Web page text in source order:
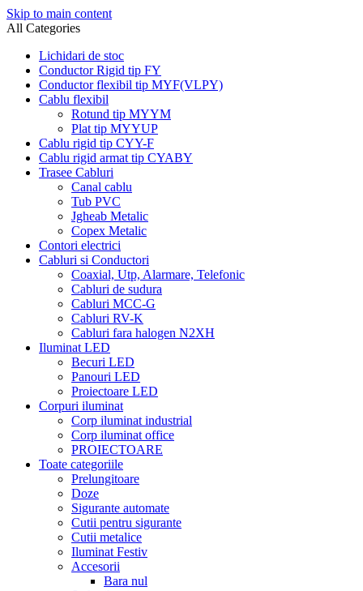
Skip to main content
All Categories
Lichidari de stoc
Conductor Rigid tip FY
Conductor flexibil tip MYF(VLPY)
Cablu flexibil
Rotund tip MYYM
Plat tip MYYUP
Cablu rigid tip CYY-F
Cablu rigid armat tip CYABY
Trasee Cabluri
Canal cablu
Tub PVC
Jgheab Metalic
Copex Metalic
Contori electrici
Cabluri si Conductori
Coaxial, Utp, Alarmare, Telefonic
Cabluri de sudura
Cabluri MCC-G
Cabluri RV-K
Cabluri fara halogen N2XH
Iluminat LED
Becuri LED
Panouri LED
Proiectoare LED
Corpuri iluminat
Corp iluminat industrial
Corp iluminat office
PROIECTOARE
Toate categoriile
Prelungitoare
Doze
Sigurante automate
Cutii pentru sigurante
Cutii metalice
Iluminat Festiv
Accesorii
Bara nul